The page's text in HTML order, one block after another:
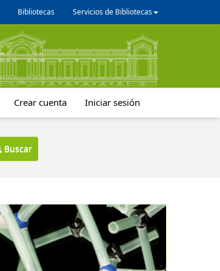
Bibliotecas Servicios de Bibliotecas
Crear cuenta Iniciar sesión
Buscar